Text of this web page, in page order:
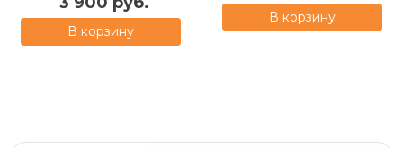
В корзину
В корзину